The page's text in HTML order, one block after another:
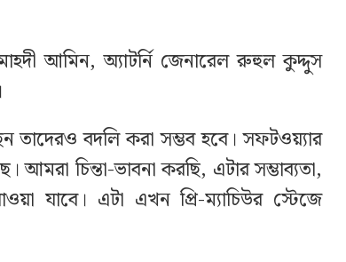
মাহদী আমিন, অ্যাটর্নি জেনারেল রুহুল কুদ্দুস
তাদেরও বদলি করা সম্ভব হবে। সফটওয়্যার
চিন্তা-ভাবনা করছি, এটার সম্ভাব্যতা,
যাবে। এটা এখন প্রি-ম্যাচিউর স্টেজে